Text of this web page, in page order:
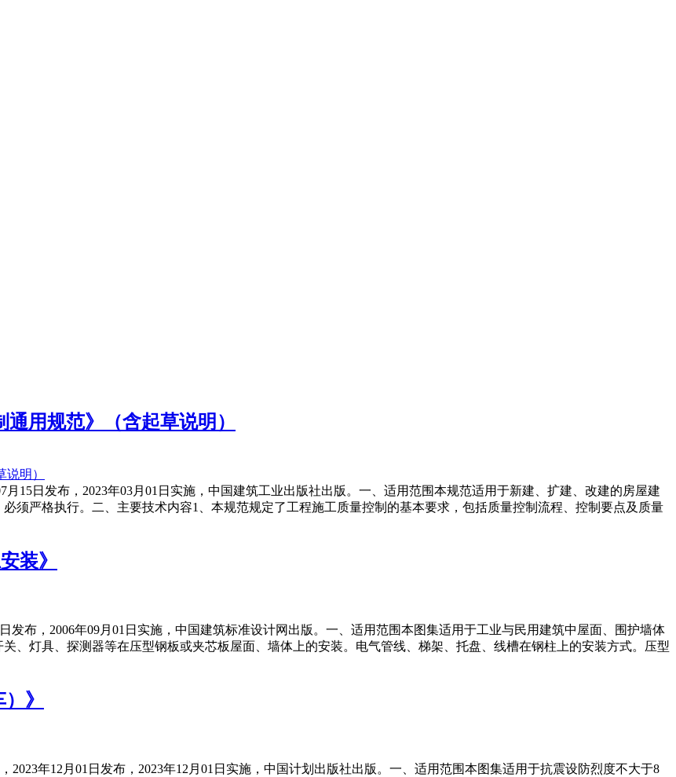
用规范》（含起草说明）
15日发布，2023年03月01日实施，中国建筑工业出版社出版。一、适用范围本规范适用于新建、扩建、改建的房屋建
须严格执行。二、主要技术内容1、本规范规定了工程施工质量控制的基本要求，包括质量控制流程、控制要点及质量
装》
发布，2006年09月01日实施，中国建筑标准设计网出版。一、适用范围本图集适用于工业与民用建筑中屋面、围护墙体
、灯具、探测器等在压型钢板或夹芯板屋面、墙体上的安装。电气管线、梯架、托盘、线槽在钢柱上的安装方式。压型
》
2023年12月01日发布，2023年12月01日实施，中国计划出版社出版。一、适用范围本图集适用于抗震设防烈度不大于8